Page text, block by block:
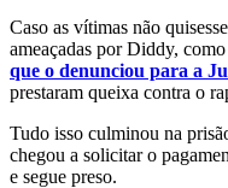
Caso as vítimas não
ameaçadas por Diddy, como
que o denunciou para a
prestaram queixa contra o
Tudo isso culminou na
chegou a solicitar o
e segue preso.